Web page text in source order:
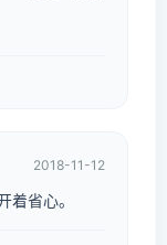
2018-11-12
着省心。